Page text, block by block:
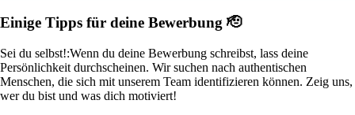
Einige Tipps für deine Bewerbung 🫡
Sei du selbst!:Wenn du deine Bewerbung schreibst, lass deine
Persönlichkeit durchscheinen. Wir suchen nach authentischen
Menschen, die sich mit unserem Team identifizieren können. Zeig uns,
wer du bist und was dich motiviert!